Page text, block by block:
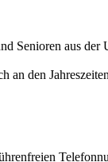
Senioren aus der
den